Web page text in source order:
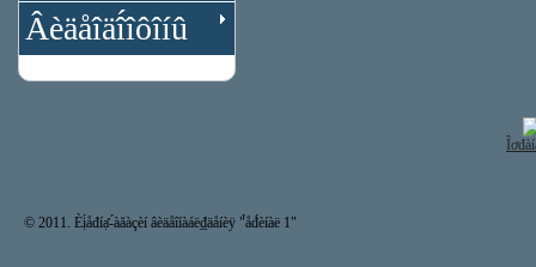
Âèäåîäî́îôîíû
© 2011. Èị́åđíạ̊-́àăàçèí âèäåîíàáë₫äåíèÿ "̉åđ́èíàë 1"